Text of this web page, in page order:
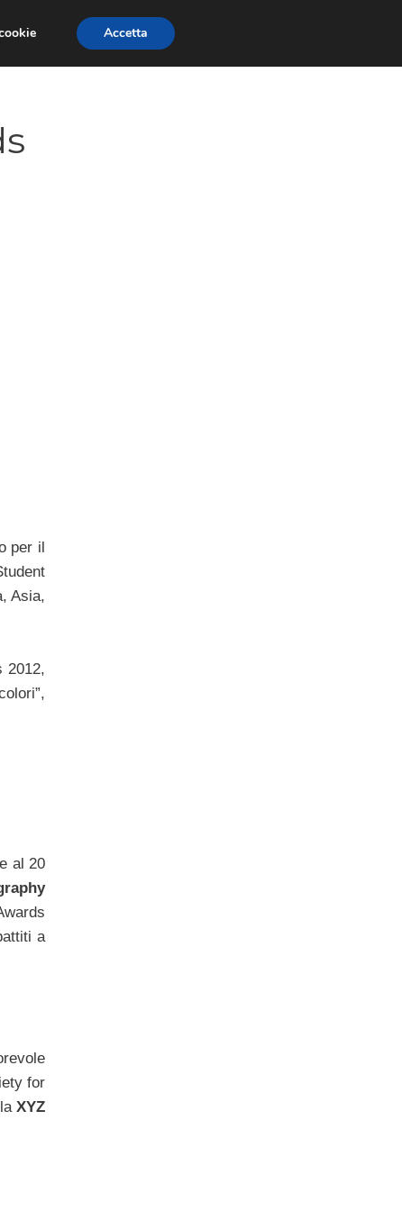
CONCORSI DESIGN
per il
Asia,
2012,
al 20
a
for
XYZ
Accetta